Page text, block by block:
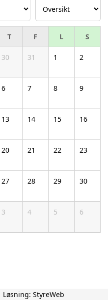
T F L S
30 31 1 2
6 7 8 9
13 14 15 16
20 21 22 23
27 28 29 30
3 4 5 6
StyreWeb